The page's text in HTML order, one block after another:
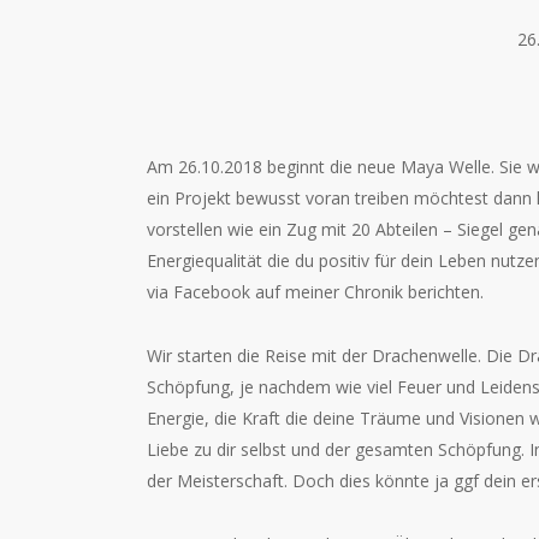
Am 26.10.2018 beginnt die neue Maya Welle.
ein Projekt bewusst voran treiben möchtest
vorstellen wie ein Zug mit 20 Abteilen – Siegel
Energiequalität die du positiv für dein Leben
via Facebook auf meiner Chronik berichten.
Wir starten die Reise mit der Drachenwelle. Die
Schöpfung, je nachdem wie viel Feuer und
Energie, die Kraft die deine Träume und Visionen
Liebe zu dir selbst und der gesamten Schöpfung.
der Meisterschaft. Doch dies könnte ja ggf dein